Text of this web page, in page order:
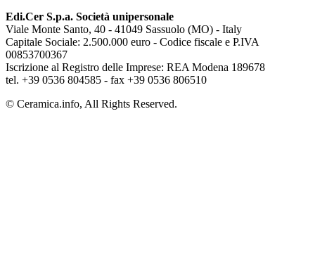
Edi.Cer S.p.a. Società unipersonale
Viale Monte Santo, 40 - 41049 Sassuolo (MO) - Italy
Capitale Sociale: 2.500.000 euro - Codice fiscale e P.IVA
00853700367
Iscrizione al Registro delle Imprese: REA Modena 189678
tel. +39 0536 804585 - fax +39 0536 806510
© Ceramica.info, All Rights Reserved.